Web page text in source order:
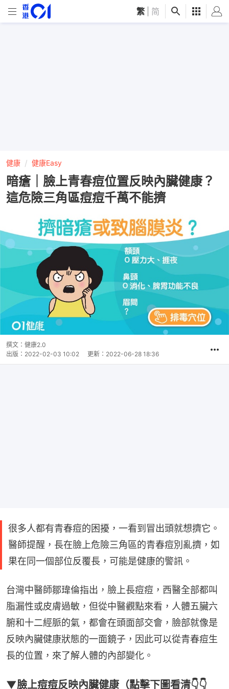
繁 简
健康 健康Easy
暗瘡｜臉上青春痘位置反映內臟健康？
這危險三角區痘痘千萬不能擠
撰文： 健康2.0
出版： 2022-02-03 10:02 更新： 2022-06-28 18:36
很多人都有青春痘的困擾，一看到冒出頭就想擠它。
醫師提醒，長在臉上危險三角區的青春痘別亂擠，如
果在同一個部位反覆長，可能是健康的警訊。
台灣中醫師鄒瑋倫指出，臉上長痘痘，西醫全部都叫
脂漏性或皮膚過敏，但從中醫觀點來看，人體五臟六
腑和十二經脈的氣，都會在頭面部交會，臉部就像是
反映內臟健康狀態的一面鏡子，因此可以從青春痘生
長的位置，來了解人體的內部變化。
▼臉上痘痘反映內臟健康（點擊下圖看清👇👇